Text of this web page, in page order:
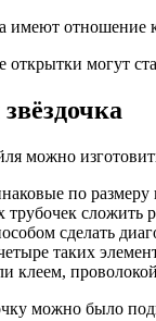
имеют отношение
могут
можно
по размеру
трубочек сложить
сделать
таких
клеем,
можно было